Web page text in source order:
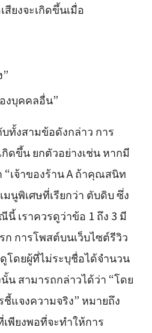
สียงจะเกิดขึ้นเมื่อ
งบุคคลอื่น”
ทั้งสามข้อดังกล่าว การ
กิดขึ้น ยกตัวอย่างเช่น หากมี
เจ้าของร้าน A ถ้าคุณสนิท
มนูพิเศษที่เรียกว่า ตับดิบ ซึ่ง
เราควรดูว่าข้อ 1 ถึง 3 มี
การโพสต์บนเว็บไซต์รีวิว
โดยผู้ที่ไม่ระบุชื่อได้จำนวน
น สามารถกล่าวได้ว่า “โดย
ชี้แจงความจริง” หมายถึง
เพียงพอที่จะทำให้การ